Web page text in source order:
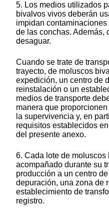
5. Los medios utilizados
bivalvos vivos deberán
impidan
de las conchas. Además,
desaguar.
Cuando se trate de
trayecto, de moluscos
expedición, un centro de
reinstalación o un
medios de transporte
manera que
la supervivencia y, en
requisitos establecidos
del presente anexo.
6. Cada lote de
acompañado durante su
producción a un centro
depuración, una zona de
establecimiento de
registro.